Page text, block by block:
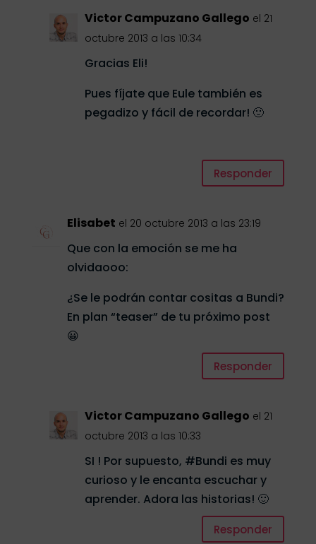
Victor Campuzano Gallego el 21
octubre 2013 a las 10:34
Gracias Eli!
Pues fíjate que Eule también es
pegadizo y fácil de recordar! 🙂
Responder
Elisabet el 20 octubre 2013 a las 23:19
Que con la emoción se me ha
olvidaooo:
¿Se le podrán contar cositas a Bundi?
En plan “teaser” de tu próximo post
😀
Responder
Victor Campuzano Gallego el 21
octubre 2013 a las 10:33
SI ! Por supuesto, #Bundi es muy
curioso y le encanta escuchar y
aprender. Adora las historias! 🙂
Responder